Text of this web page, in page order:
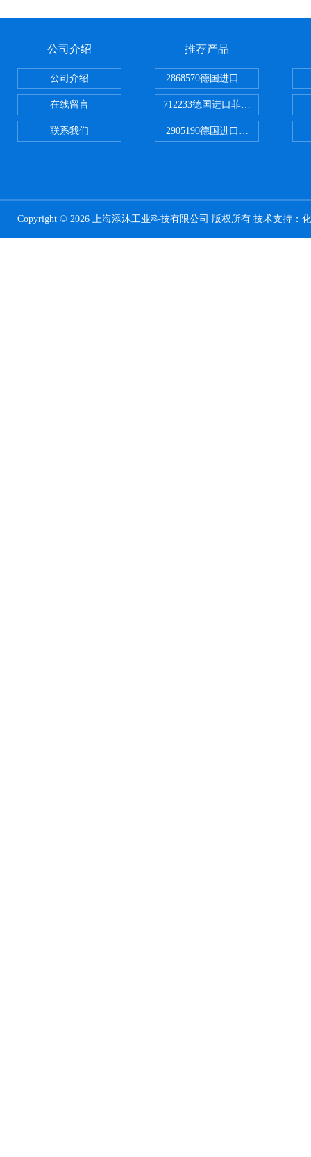
公司介绍
公司介绍
在线留言
联系我们
推荐产品
2868570德国进口菲尼克斯电源
712233德国进口菲尼克斯断路器
2905190德国进口菲尼克斯继电器
Copyright © 2026 上海添沐工业科技有限公司 版权所有 技术支持：